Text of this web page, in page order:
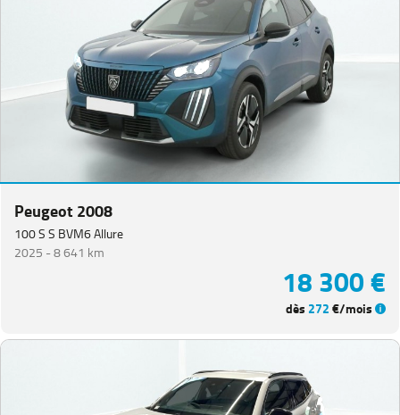
Peugeot 2008
100 S S BVM6 Allure
2025 -8 641 km
18 300 €
dès 272€/mois